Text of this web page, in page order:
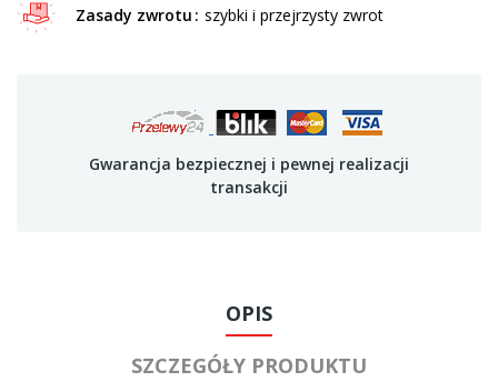
Zasady zwrotu szybki i przejrzysty zwrot
Gwarancja bezpiecznej i pewnej realizacji
transakcji
OPIS
SZCZEGÓŁY PRODUKTU